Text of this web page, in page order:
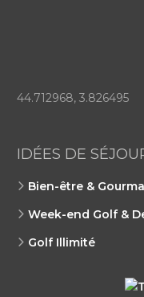
44.712968, 3.826495
IDÉES DE
W Bien-être &
W Week-end Golf &
W Golf Illimité